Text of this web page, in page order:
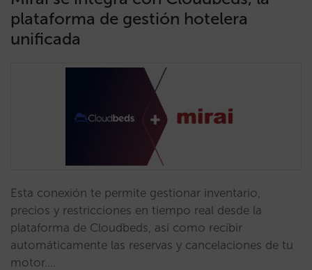
plataforma de gestión hotelera
unificada
Esta conexión te permite gestionar inventario,
precios y restricciones en tiempo real desde la
plataforma de Cloudbeds, así como recibir
automáticamente las reservas y cancelaciones de tu
motor.…